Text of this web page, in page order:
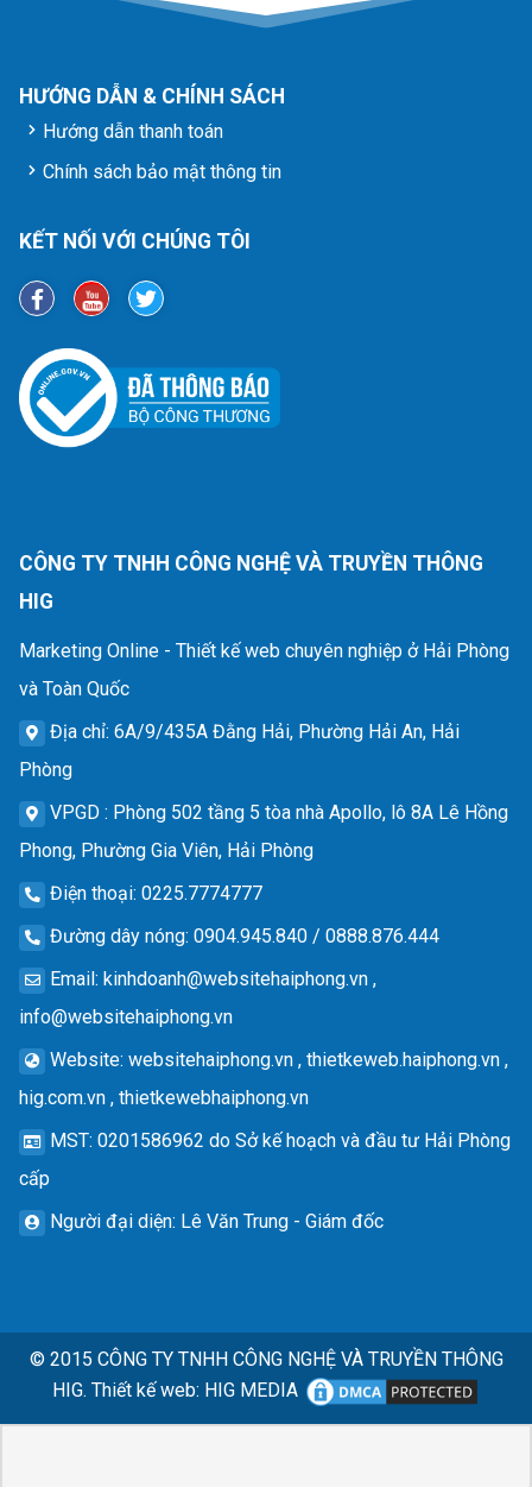
HƯỚNG DẪN & CHÍNH SÁCH
Hướng dẫn thanh toán
Chính sách bảo mật thông tin
KẾT NỐI VỚI CHÚNG TÔI
CÔNG TY TNHH CÔNG NGHỆ VÀ TRUYỀN THÔNG
HIG
Marketing Online - Thiết kế web chuyên nghiệp ở Hải Phòng
và Toàn Quốc
Địa chỉ: 6A/9/435A Đằng Hải, Phường Hải An, Hải
Phòng
VPGD : Phòng 502 tầng 5 tòa nhà Apollo, lô 8A Lê Hồng
Phong, Phường Gia Viên, Hải Phòng
Điện thoại: 0225.7774777
Đường dây nóng: 0904.945.840 / 0888.876.444
Email : kinhdoanh@websitehaiphong.vn ,
info@websitehaiphong.vn
Website: websitehaiphong.vn , thietkeweb.haiphong.vn ,
hig.com.vn , thietkewebhaiphong.vn
MST: 0201586962 do Sở kế hoạch và đầu tư Hải Phòng
cấp
Người đại diện: Lê Văn Trung - Giám đốc
© 2015 CÔNG TY TNHH CÔNG NGHỆ VÀ TRUYỀN THÔNG
HIG. Thiết kế web: HIG MEDIA